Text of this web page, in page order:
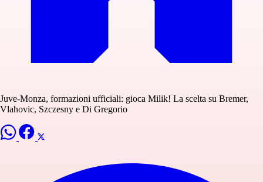
Juve-Monza, formazioni ufficiali: gioca Milik! La scelta su Bremer,
Vlahovic, Szczesny e Di Gregorio